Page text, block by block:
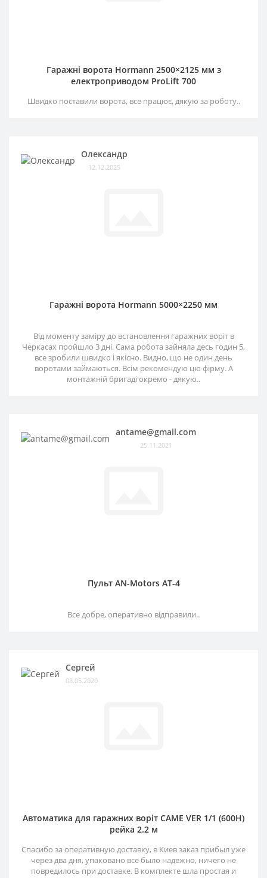
Гаражні ворота Hormann 2500×2125 мм з
електроприводом ProLift 700
Швидко поставили ворота, все працює, дякую за роботу..
Олександр
12.12.2025
Гаражні ворота Hormann 5000×2250 мм
Від моменту заміру до встановлення гаражних воріт в
Черкасах пройшло 3 дні. Сама робота зайняла десь годин 5,
все зробили швидко і якісно. Видно, що не один день
воротами займаються. Всім рекомендую цю фірму. А
монтажній бригаді окремо - дякую..
antame@gmail.com
25.11.2021
Пульт AN-Motors AT-4
Все добре, оперативно відправили..
Сергей
08.05.2020
Автоматика для гаражних воріт CAME VER 1/1 (600H)
рейка 2.2 м
Спасибо за оперативную доставку, в Киев заказ прибыл уже
через два дня, упаковано все было надежно, ничего не
повредилось при доставке. В комплекте шла простая и